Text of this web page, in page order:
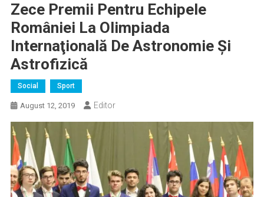
Zece Premii Pentru Echipele
României La Olimpiada
Internaţională De Astronomie Şi
Astrofizică
Social Sport
August 12, 2019 Editor